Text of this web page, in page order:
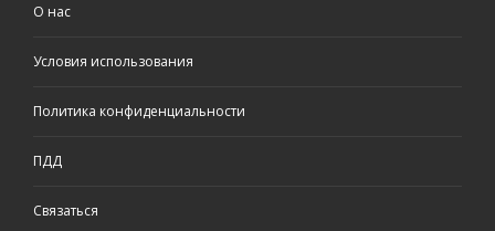
О нас
Условия использования
Политика конфиденциальности
ПДД
Связаться